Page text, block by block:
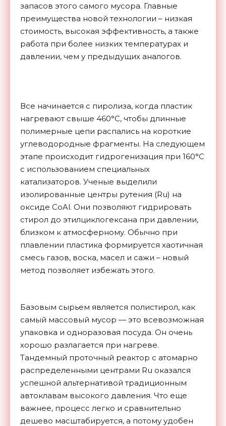
запасов этого самого мусора. Главные
преимущества новой технологии – низкая
стоимость, высокая эффективность, а также
работа при более низких температурах и
давлении, чем у предыдущих аналогов.
Все начинается с пиролиза, когда пластик
нагревают свыше 460°C, чтобы длинные
полимерные цепи распались на короткие
углеводородные фрагменты. На следующем
этапе происходит гидрогенизация при 160°C
с использованием специальных
катализаторов. Ученые выделили
изолированные центры рутения (Ru) на
оксиде CoAl. Они позволяют гидрировать
стирол до этилциклогексана при давлении,
близком к атмосферному. Обычно при
плавлении пластика формируется хаотичная
смесь газов, воска, масел и сажи – новый
метод позволяет избежать этого.
Базовым сырьем является полистирол, как
самый массовый мусор — это всевозможная
упаковка и одноразовая посуда. Он очень
хорошо разлагается при нагреве.
Тандемный проточный реактор с атомарно
распределенными центрами Ru оказался
успешной альтернативой традиционным
автоклавам высокого давления. Что еще
важнее, процесс легко и сравнительно
дешево масштабируется, а потому удобен